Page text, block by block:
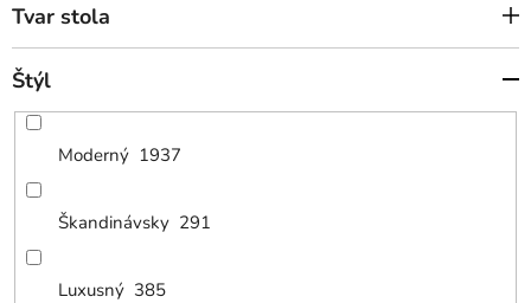
Tvar stola
Štýl
Moderný 1937
Škandinávsky 291
Luxusný 385